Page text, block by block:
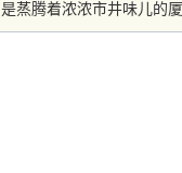
蒸腾着浓浓市井味儿的